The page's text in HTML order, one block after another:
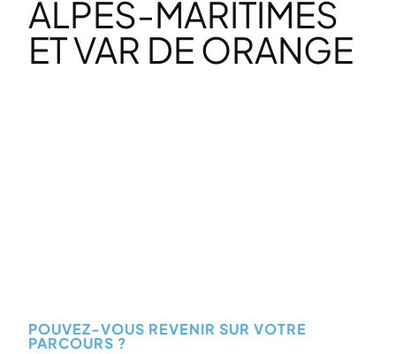
ALPES-MARITIMES
ET VAR DE ORANGE
POUVEZ-VOUS REVENIR SUR VOTRE
PARCOURS ?